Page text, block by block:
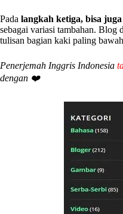
Pada langkah ketiga, bisa
sebagai variasi tambahan. Blog
tulisan bagian kaki paling
Penerjemah Inggris Indonesia
dengan ❤️